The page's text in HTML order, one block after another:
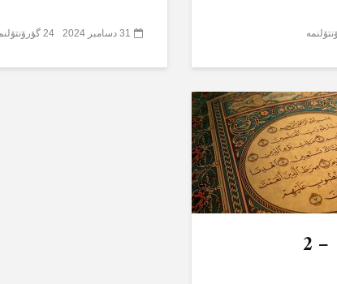
31 دسامبر 2024 24 گؤرۆنتۆلنمە